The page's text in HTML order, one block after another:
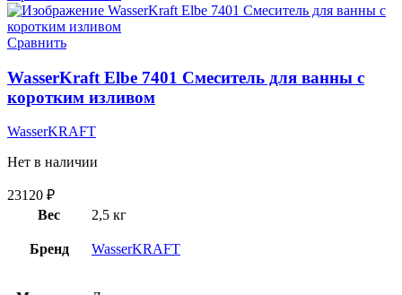
Сравнить
WasserKraft Elbe 7401 Смеситель для ванны с
коротким изливом
WasserKRAFT
Нет в наличии
23120 ₽
Вес
2,5 кг
Бренд WasserKRAFT